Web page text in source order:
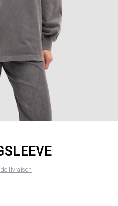
livraison